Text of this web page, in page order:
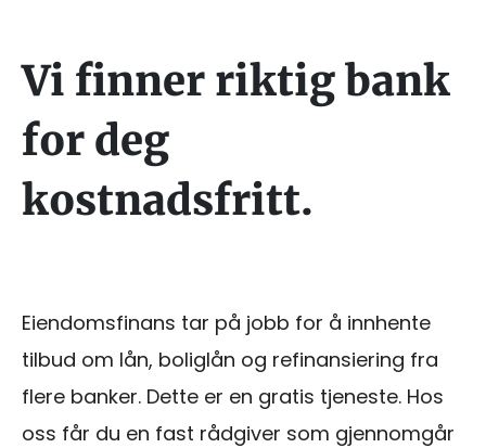
Vi finner riktig bank
for deg
kostnadsfritt.
Eiendomsfinans tar på jobb for å innhente
tilbud om lån, boliglån og refinansiering fra
flere banker. Dette er en gratis tjeneste. Hos
oss får du en fast rådgiver som gjennomgår